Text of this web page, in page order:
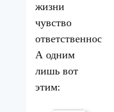
жизни
чувство
А одним
лишь вот
этим: